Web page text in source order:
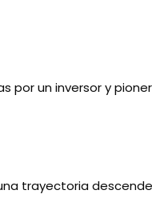
por un inversor y
trayectoria